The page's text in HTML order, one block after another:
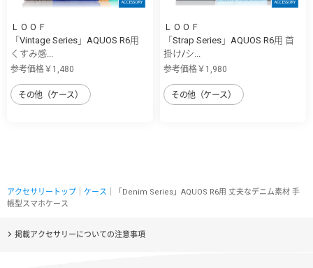
ＬＯＯＦ
「Vintage Series」AQUOS R6用
くすみ感...
参考価格￥1,480
その他（ケース）
ＬＯＯＦ
「Strap Series」AQUOS R6用 首
掛け/シ...
参考価格￥1,980
その他（ケース）
アクセサリートップ ケース ｜「Denim Series」AQUOS R6用 丈夫なデニム素材 手
帳型スマホケース
掲載アクセサリーについての注意事項